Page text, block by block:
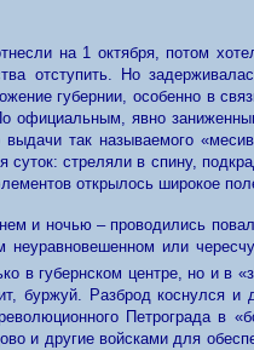
на 1 октября, потом
отступить. Но
губернии, особенно в
официальным, явно
так называемого
суток: стреляли в спину,
открылось широкое
и ночью – проводились
или
в губернском центре, но и в
буржуй. Разброд коснулся и
Петрограда в
и другие войсками для